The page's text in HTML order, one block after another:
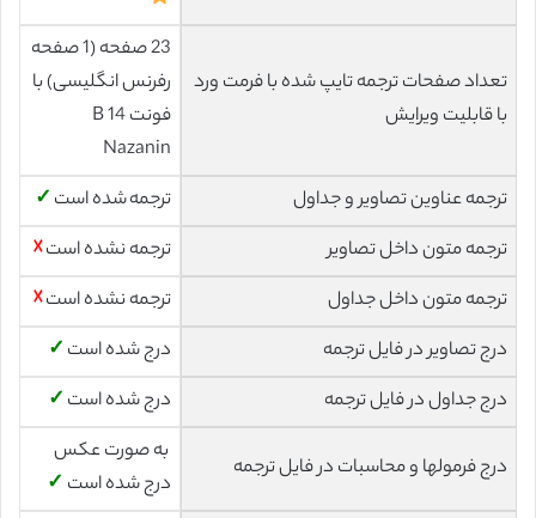
تعداد صفحات ترجمه تایپ شده با فرمت ورد
با قابلیت ویرایش
23 صفحه (1 صفحه
رفرنس انگلیسی) با
فونت 14 B
Nazanin
ترجمه عناوین تصاویر و جداول
ترجمه شده است ✓
ترجمه متون داخل تصاویر
ترجمه نشده است☓
ترجمه متون داخل جداول
ترجمه نشده است☓
درج تصاویر در فایل ترجمه
درج شده است ✓
درج جداول در فایل ترجمه
درج شده است ✓
درج فرمولها و محاسبات در فایل ترجمه
به صورت عکس
درج شده است ✓